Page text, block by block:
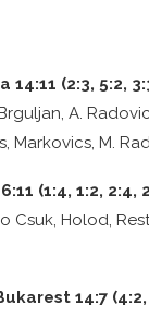
(2:3, 5:2,
A.
Markovics, M.
(1:4, 1:2, 2:4,
Csuk, Holod,
14:7 (4:2,